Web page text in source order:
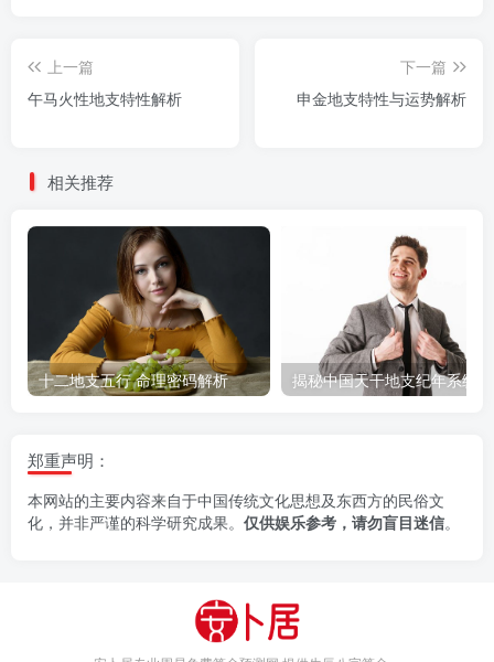
上一篇
午马火性地支特性解析
下一篇
申金地支特性与运势解析
相关推荐
十二地支五行 命理密码解析 揭秘中国天干地支纪年系统
郑重声明：
本网站的主要内容来自于中国传统文化思想及东西方的民俗文
化，并非严谨的科学研究成果。 仅供娱乐参考，请勿盲目迷信。